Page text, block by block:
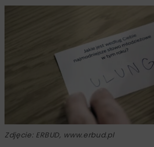
Zdjęcie: ERBUD, www.erbud.pl